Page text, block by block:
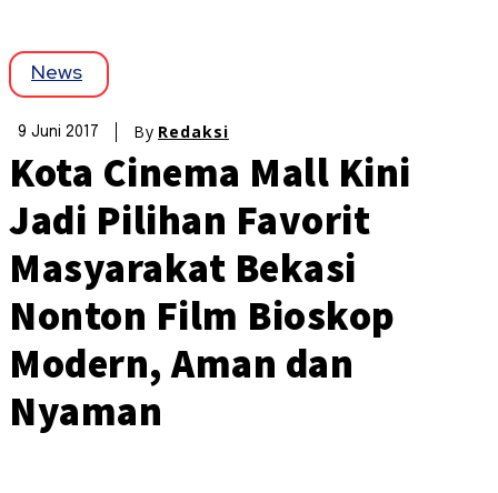
News
9 Juni 2017 By Redaksi
Kota Cinema Mall Kini
Jadi Pilihan Favorit
Masyarakat Bekasi
Nonton Film Bioskop
Modern, Aman dan
Nyaman